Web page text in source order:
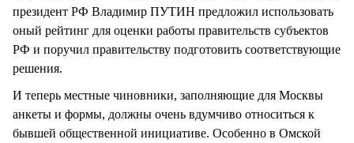
президент РФ Владимир ПУТИН предложил использовать
оный рейтинг для оценки работы правительств субъектов
РФ и поручил правительству подготовить соответствующие
решения.
И теперь местные чиновники, заполняющие для Москвы
анкеты и формы, должны очень вдумчиво относиться к
бывшей общественной инициативе. Особенно в Омской